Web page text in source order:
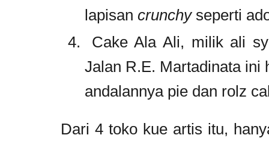
lapisan crunchy seperti
Cake Ala Ali, milik ali
Jalan R.E. Martadinata ini
andalannya pie dan rolz
Dari 4 toko kue artis itu,